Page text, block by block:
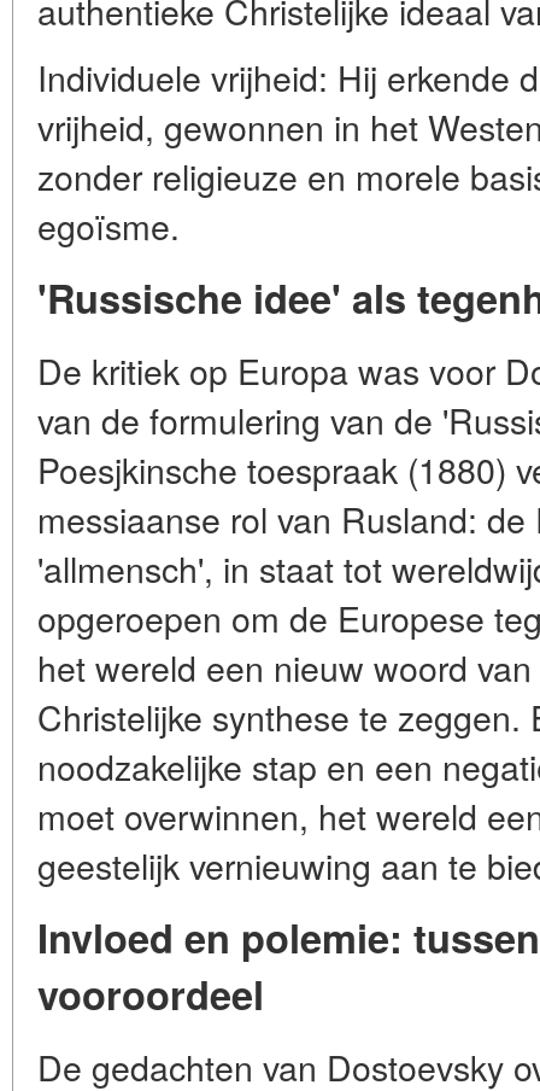
authentieke Christelijke ideaal
Individuele vrijheid: Hij erkende
vrijheid, gewonnen in het
zonder religieuze en morele
egoïsme.
'Russische idee' als
De kritiek op Europa was voor
van de formulering van de
Poesjkinsche toespraak (1880)
messiaanse rol van Rusland:
'allmensch', in staat tot
opgeroepen om de Europese
het wereld een nieuw woord
Christelijke synthese te
noodzakelijke stap en een
moet overwinnen, het wereld
geestelijk vernieuwing aan te
Invloed en polemie:
vooroordeel
De gedachten van Dostoevsky